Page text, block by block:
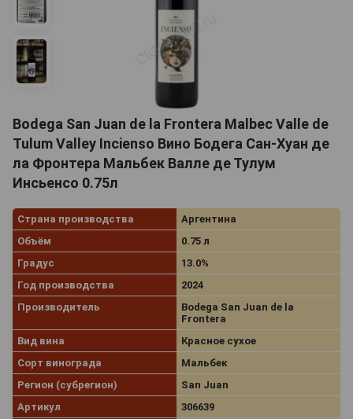
Bodega San Juan de la Frontera Malbec Valle de
Tulum Valley Incienso Вино Бодега Сан-Хуан де
ла Фронтера Мальбек Валле де Тулум
Инсьенсо 0.75л
Страна производства
Аргентина
Объём
0.75 л
Градус
13.0%
Год производства
2024
Производитель
Bodega San Juan de la
Frontera
Вид вина
Красное сухое
Сорт винограда
Мальбек
Регион (субрегион)
San Juan
Артикул
306639